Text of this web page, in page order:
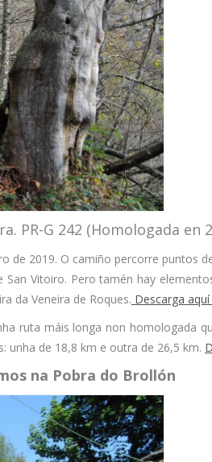
PR-G 242 (Homologada en
de 2019. O camiño percorre puntos
Vitoiro. Pero tamén hay
da Veneira de Roques. Descarga
ruta máis longa non homologada
unha de 18,8 km e outra de 26,5 km.
na Pobra do Brollón